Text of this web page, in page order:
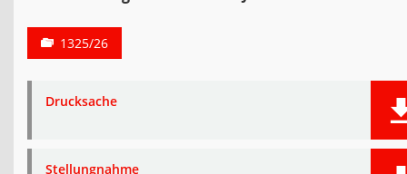
1325/26
Drucksache
Stellungnahme